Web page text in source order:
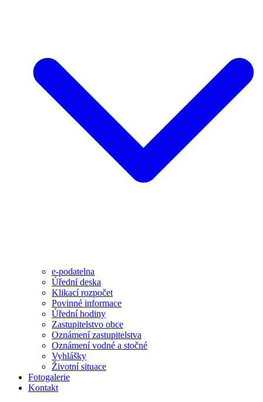
e-podatelna
Úřední deska
Klikací rozpočet
Povinné informace
Úřední hodiny
Zastupitelstvo obce
Oznámení zastupitelstva
Oznámení vodné a stočné
Vyhlášky
Životní situace
Fotogalerie
Kontakt